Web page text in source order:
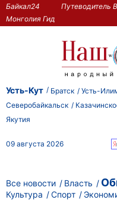
Байкал24 Путеводитель
Монголия Гид
Усть-Кут Братск Усть-
Северобайкальск
Якутия
09 августа 2026
Все новости Власть
Культура
Спорт